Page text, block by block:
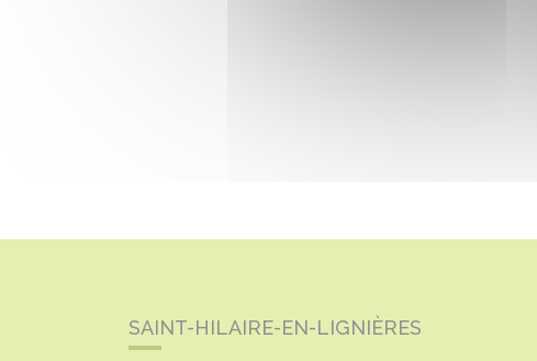
SAINT-HILAIRE-EN-LIGNIÈRES